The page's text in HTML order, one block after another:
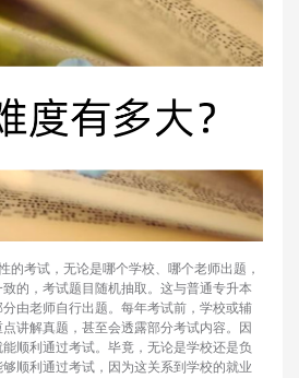
的考试，无论是哪个学校、哪个老师出题，
的，考试题目随机抽取。这与普通专升本
由老师自行出题。每年考试前，学校或辅
讲解真题，甚至会透露部分考试内容。因
顺利通过考试。毕竟，无论是学校还是负
顺利通过考试，因为这关系到学校的就业